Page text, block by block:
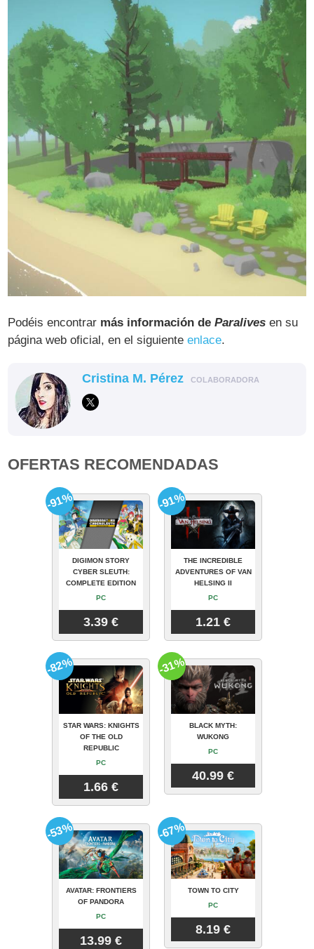
Podéis encontrar más información deParalives en su
página web oficial, en el siguienteenlace.
Cristina M. Pérez COLABORADORA
OFERTAS RECOMENDADAS
DIGIMON STORY
CYBER SLEUTH:
COMPLETE EDITION
PC
3.39 €
-91%
THE INCREDIBLE
ADVENTURES OF VAN
HELSING II
PC
1.21 €
-91%
STAR WARS: KNIGHTS
OF THE OLD
REPUBLIC
PC
1.66 €
-82%
BLACK MYTH:
WUKONG
PC
40.99 €
-31%
AVATAR: FRONTIERS
OF PANDORA
PC
13.99 €
-53%
TOWN TO CITY
PC
8.19 €
-67%